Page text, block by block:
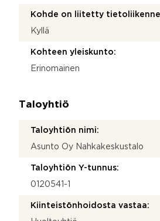
Kohde on liitetty
Kyllä
Kohteen yleiskunto:
Erinomainen
Taloyhtiö
Taloyhtiön nimi:
Asunto Oy Nahkakeskustalo
Taloyhtiön Y-tunnus:
0120541-1
Kiinteistönhoidosta vastaa: